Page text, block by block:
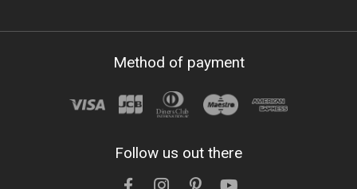
Method of payment
Follow us out there